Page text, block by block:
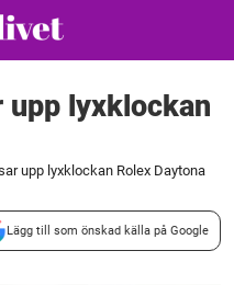
upp lyxklockan
upp lyxklockan Rolex Daytona
Lägg till som önskad källa på Google